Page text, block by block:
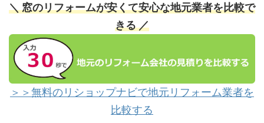
＼ 窓のリフォームが安くて安心な地元業者を比較で
きる ／
＞＞無料のリショップナビで地元リフォーム業者を
比較する